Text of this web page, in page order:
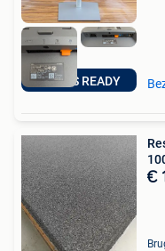
TEAMS READY
€